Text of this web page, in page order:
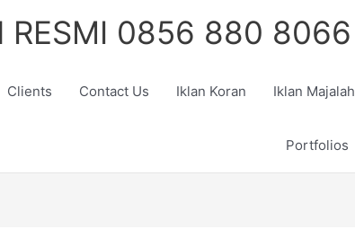
RESMI 0856 880 8066
Clients Contact Us Iklan Koran Iklan Majalah
Portfolios